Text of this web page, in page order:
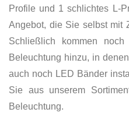
Profile und 1 schlichtes L-
Angebot, die Sie selbst mit
Schließlich kommen noch
Beleuchtung hinzu, in
auch noch LED Bänder
Sie aus unserem
Beleuchtung.